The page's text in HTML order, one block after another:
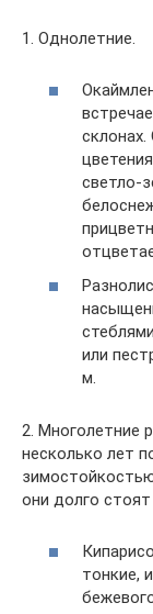
1. Однолетние.
склонах.
светло-
или
м.
2. Многолетние
несколько лет
они долго стоят
тонкие,